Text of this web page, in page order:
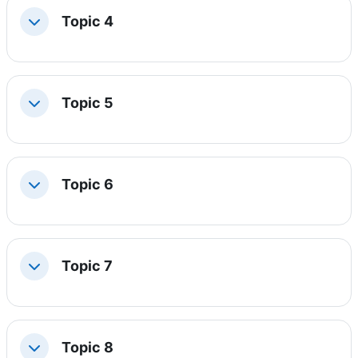
CollapseTopic 4
CollapseTopic 5
CollapseTopic 6
CollapseTopic 7
CollapseTopic 8